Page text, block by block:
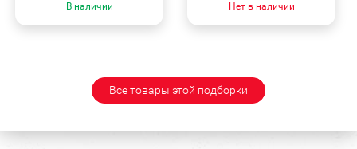
В наличии Нет в наличии
Все товары этой подборки